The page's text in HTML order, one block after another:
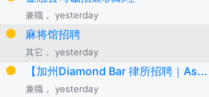
兼職， yesterday
麻将馆招聘
其它， yesterday
【加州Diamond Bar 律所招聘｜As...
兼職， yesterday